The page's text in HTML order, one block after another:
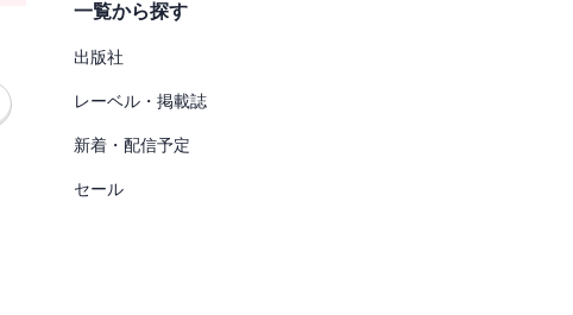
一覧から探す
出版社
レーベル・掲載誌
新着・配信予定
セール